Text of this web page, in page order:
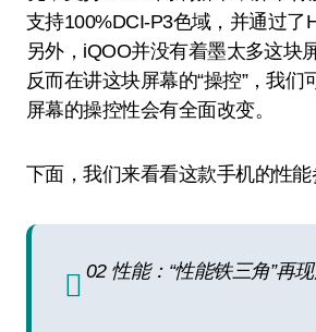
支持100%DCI-P3色域，并通过了
另外，iQOO并没有着墨太多这块
反而在讲这块屏幕的“操控”，我们
屏幕的操控性会有全面改变。
下面，我们来看看这款手机的性能
02 性能：“性能铁三角”再